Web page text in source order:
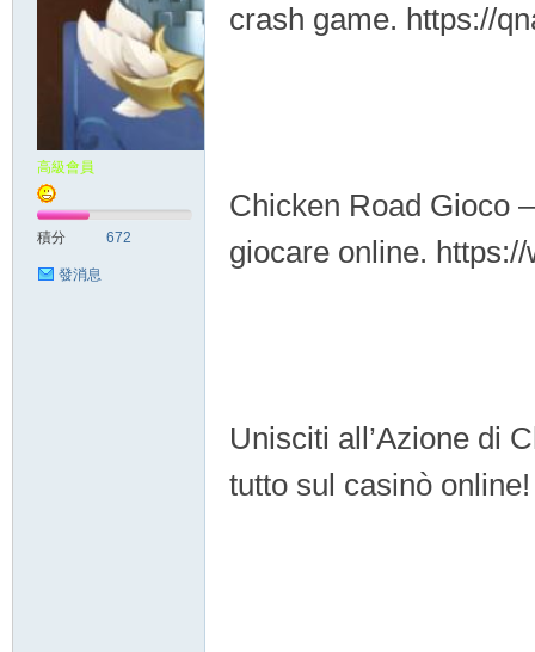
高級會員
積分 672
發消息
crash game. https://
Chicken Road Gioco
giocare online.
Unisciti all’Azione di
tutto sul casinò